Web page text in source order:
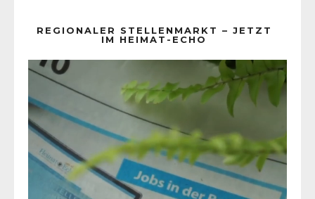
REGIONALER STELLENMARKT – JETZT
IM HEIMAT-ECHO
Player